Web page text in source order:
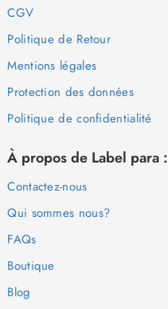
CGV
Politique de Retour
Mentions légales
Protection des données
Politique de confidentialité
À propos de Label para :
Contactez-nous
Qui sommes nous?
FAQs
Boutique
Blog